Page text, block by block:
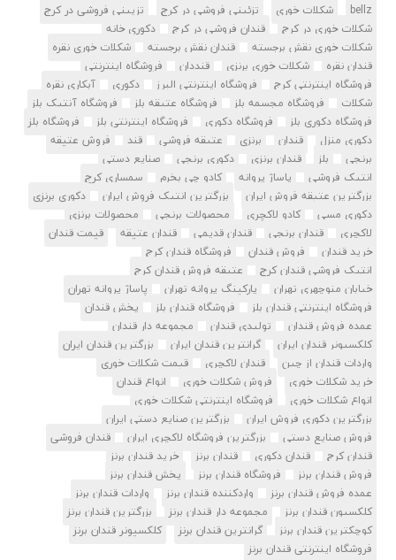
bellz شکلات خوری تزئینی فروشی در کرج
تزیینی فروشی در کرج
شکلات خوری در کرج
قندان فروشی در کرج
دکوری خانه
شکلات خوری نقش برجسته
قندان نقش برجسته
شکلات خوری نقره
قندان نقره
شکلات خوری برنزی قنددان
فروشگاه اینترنتی
فروشگاه اینترنتی کرج
فروشگاه اینترنتی البرز دکوری
آبکاری نقره
شکلات
فروشگاه مجسمه بلز فروشگاه عتیقه بلز
فروشگاه آنتیک بلز
فروشگاه دکوری بلز
فروشگاه دکوری فروشگاه اینترنتی بلز
فروشگاه بلز
دکوری منزل
قندان برنزی عتیقه فروشی قند
فروش عتیقه
برنجی
بلز قندان برنزی دکوری برنجی
صنایع دستی
انتیک فروشی
پاساژ پروانه کادو چی بخرم
سمساری کرج
بزرگترین عتیقه فروش ایران
بزرگترین انتیک فروش ایران
دکوری برنزی
دکوری مسی
کادو لاکچری محصولات برنجی
محصولات برنزی
لاکچری
قندان برنجی قندان قدیمی قندان عتیقه
قیمت قندان
خرید قندان
فروش قندان
فروشگاه قندان کرج
انتیک فروشی قندان کرج
عتیقه فروش قندان کرج
خیابان منوچهری تهران
پارکینگ پروانه تهران
پاساژ پروانه تهران
فروشگاه اینترنتی قندان بلز
فروشگاه قندان بلز
پخش قندان
عمده فروش قندان
تولیدی قندان
مجموعه دار قندان
کلکسیونر قندان ایران
گرانترین قندان ایران
بزرگترین قندان ایران
واردات قندان از چین
قندان لاکچری
قیمت شکلات خوری
خرید شکلات خوری
فروش شکلات خوری
انواع قندان
انواع شکلات خوری
فروشگاه اینترنتی شکلات خوری
بزرگترین دکوری فروش ایران
بزرگترین صنایع دستی ایران
فروش صنایع دستی
بزرگترین فروشگاه لاکچری ایران
قندان فروشی
قندان کرج
قندان دکوری قندان برنز
خرید قندان برنز
فروش قندان برنز
فروشگاه قندان برنز
پخش قندان برنز
عمده فروش قندان برنز
واردکننده قندان برنز
واردات قندان برنز
کلکسیون قندان برنز
مجموعه دار قندان برنز
بزرگترین قندان برنز
کوچکترین قندان برنز
گرانترین قندان برنز
کلکسیونر قندان برنز
فروشگاه اینترنتی قندان برنز